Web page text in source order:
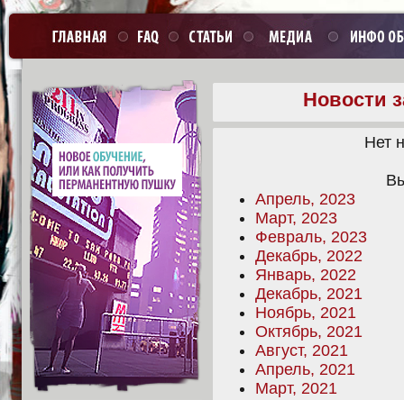
Новости
Нет
Апрель, 2023
Март, 2023
Февраль, 2023
Декабрь, 2022
Январь, 2022
Декабрь, 2021
Ноябрь, 2021
Октябрь, 2021
Август, 2021
Апрель, 2021
Март, 2021